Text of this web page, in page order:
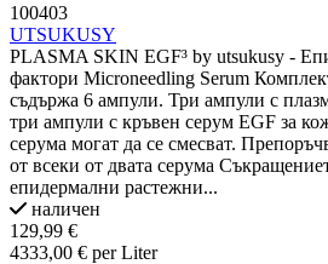
100403
UTSUKUSY
PLASMA SKIN EGF³ by utsukusy -
фактори Microneedling Serum
съдържа 6 ампули. Три ампули с
три ампули с кръвен серум EGF за
серума могат да се смесват.
от всеки от двата серума
епидермални растежни...
наличен
129,99 €
4333,00 € per Liter